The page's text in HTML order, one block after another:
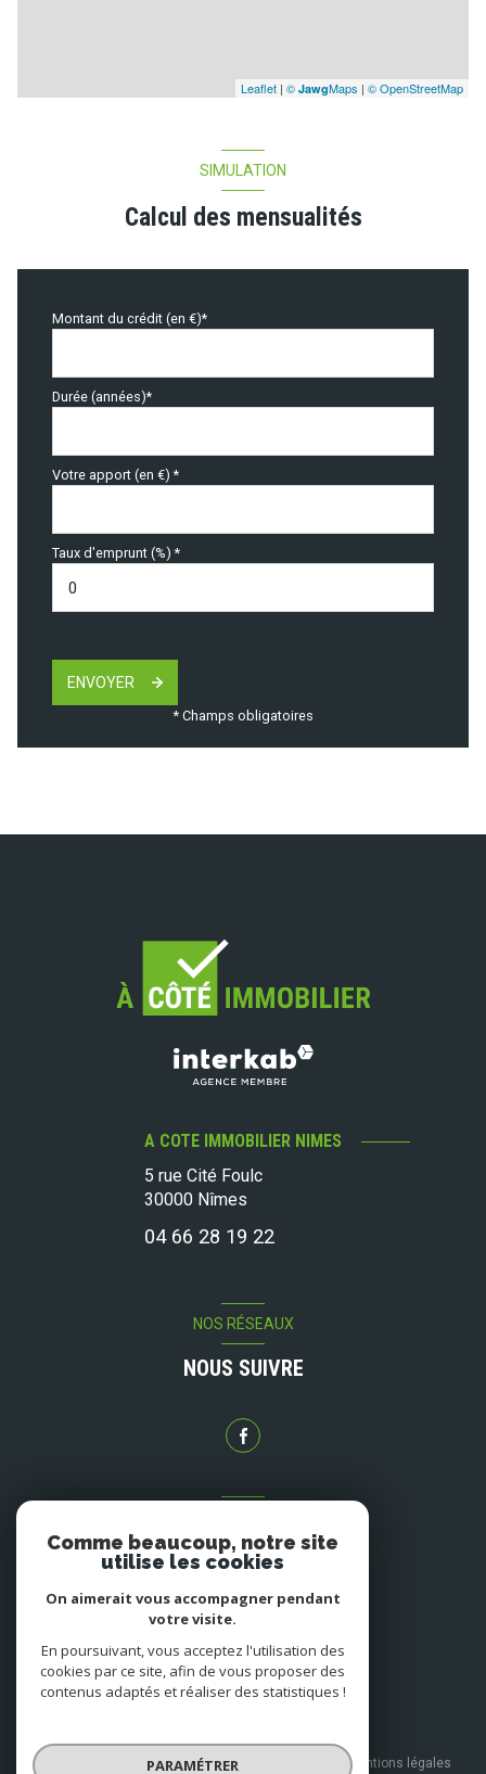
Leaflet | © JawgMaps | © OpenStreetMap
SIMULATION
Calcul des mensualités
Montant du crédit (en €)*
Durée (années)*
Votre apport (en €) *
Taux d'emprunt (%) *
ENVOYER
* Champs obligatoires
A COTE IMMOBILIER NIMES
5 rue Cité Foulc
30000 Nîmes
04 66 28 19 22
NOS RÉSEAUX
NOUS SUIVRE
NOUS ADHÉRONS
Nos honoraires
Nos partenaires
Mentions légales
Comme beaucoup, notre site
utilise les cookies
On aimerait vous accompagner pendant
votre visite.
En poursuivant, vous acceptez l'utilisation des
cookies par ce site, afin de vous proposer des
contenus adaptés et réaliser des statistiques !
PARAMÉTRER